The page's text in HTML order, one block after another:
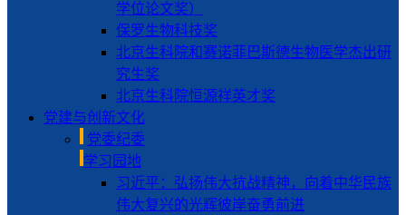
学位论文奖）
保罗生物科技奖
北京生科院和赛诺菲巴斯德生物医学杰出研
究生奖
北京生科院恒源祥英才奖
党建与创新文化
党委纪委
学习园地
习近平：弘扬伟大抗战精神，向着中华民族
伟大复兴的光辉彼岸奋勇前进